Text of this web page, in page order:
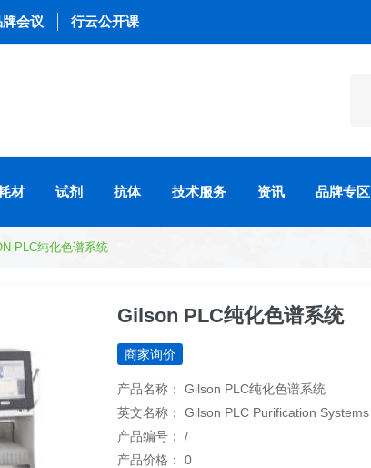
会议 行云公开课
材 试剂 抗体 技术服务 资讯 品牌专区
PLC纯化色谱系统
Gilson PLC纯化色谱系统
商家询价
产品名称： Gilson PLC纯化色谱系统
英文名称： Gilson PLC Purification Systems
产品编号： /
产品价格： 0